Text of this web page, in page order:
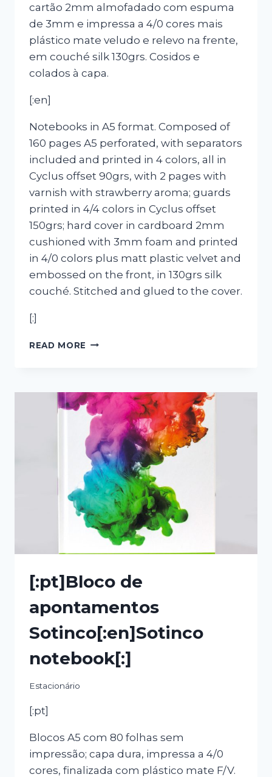
cartão 2mm almofadado com espuma
de 3mm e impressa a 4/0 cores mais
plástico mate veludo e relevo na frente,
em couché silk 130grs. Cosidos e
colados à capa.
[:en]
Notebooks in A5 format. Composed of
160 pages A5 perforated, with separators
included and printed in 4 colors, all in
Cyclus offset 90grs, with 2 pages with
varnish with strawberry aroma; guards
printed in 4/4 colors in Cyclus offset
150grs; hard cover in cardboard 2mm
cushioned with 3mm foam and printed
in 4/0 colors plus matt plastic velvet and
embossed on the front, in 130grs silk
couché. Stitched and glued to the cover.
[:]
READ MORE [:PT]BLOCO
[:pt]Bloco de
apontamentos
Sotinco[:en]Sotinco
notebook[:]
Estacionário
[:pt]
Blocos A5 com 80 folhas sem
impressão; capa dura, impressa a 4/0
cores, finalizada com plástico mate F/V.